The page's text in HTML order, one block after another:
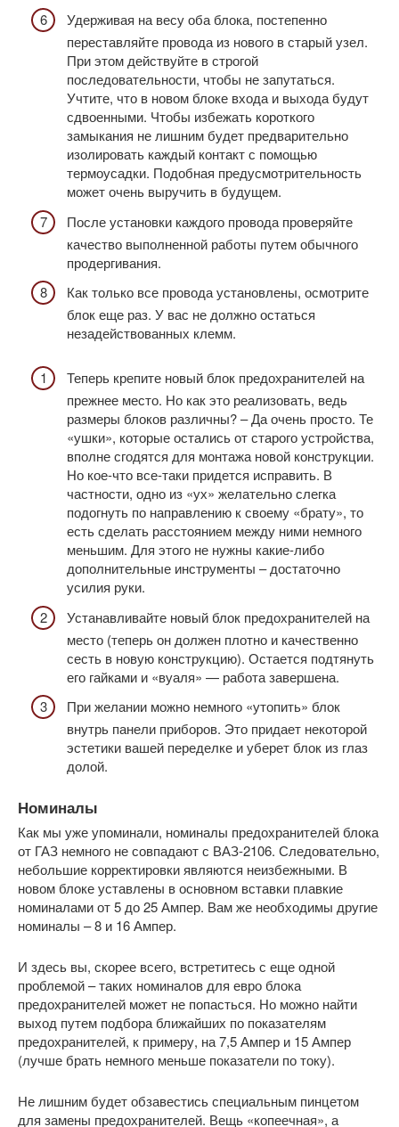
Удерживая на весу оба блока, постепенно
переставляйте провода из нового в старый узел.
При этом действуйте в строгой
последовательности, чтобы не запутаться.
Учтите, что в новом блоке входа и выхода будут
сдвоенными. Чтобы избежать короткого
замыкания не лишним будет предварительно
изолировать каждый контакт с помощью
термоусадки. Подобная предусмотрительность
может очень выручить в будущем.
После установки каждого провода проверяйте
качество выполненной работы путем обычного
продергивания.
Как только все провода установлены, осмотрите
блок еще раз. У вас не должно остаться
незадействованных клемм.
Теперь крепите новый блок предохранителей на
прежнее место. Но как это реализовать, ведь
размеры блоков различны? – Да очень просто. Те
«ушки», которые остались от старого устройства,
вполне сгодятся для монтажа новой конструкции.
Но кое-что все-таки придется исправить. В
частности, одно из «ух» желательно слегка
подогнуть по направлению к своему «брату», то
есть сделать расстоянием между ними немного
меньшим. Для этого не нужны какие-либо
дополнительные инструменты – достаточно
усилия руки.
Устанавливайте новый блок предохранителей на
место (теперь он должен плотно и качественно
сесть в новую конструкцию). Остается подтянуть
его гайками и «вуаля» — работа завершена.
При желании можно немного «утопить» блок
внутрь панели приборов. Это придает некоторой
эстетики вашей переделке и уберет блок из глаз
долой.
Номиналы
Как мы уже упоминали, номиналы предохранителей блока
от ГАЗ немного не совпадают с ВАЗ-2106. Следовательно,
небольшие корректировки являются неизбежными. В
новом блоке уставлены в основном вставки плавкие
номиналами от 5 до 25 Ампер. Вам же необходимы другие
номиналы – 8 и 16 Ампер.
И здесь вы, скорее всего, встретитесь с еще одной
проблемой – таких номиналов для евро блока
предохранителей может не попасться. Но можно найти
выход путем подбора ближайших по показателям
предохранителей, к примеру, на 7,5 Ампер и 15 Ампер
(лучше брать немного меньше показатели по току).
Не лишним будет обзавестись специальным пинцетом
для замены предохранителей. Вещь «копеечная», а